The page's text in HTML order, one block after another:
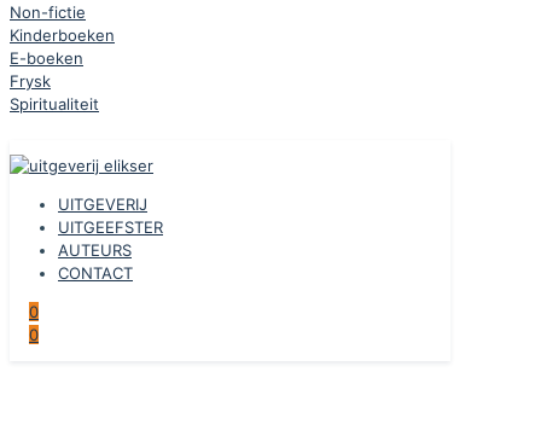
Non-fictie
Kinderboeken
E-boeken
Frysk
Spiritualiteit
UITGEVERIJ
UITGEEFSTER
AUTEURS
CONTACT
0
0